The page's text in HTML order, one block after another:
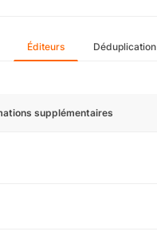
Éditeurs Déduplication
supplémentaires